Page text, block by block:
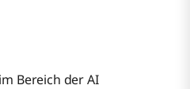
Bereich der AI